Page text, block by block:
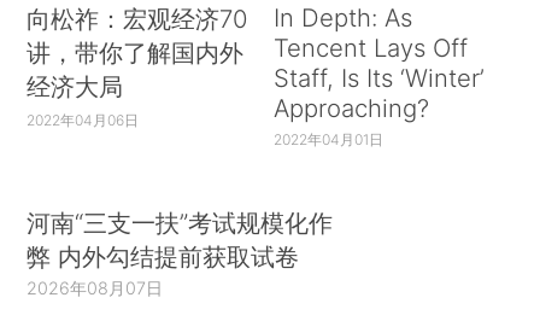
向松祚：宏观经济70
讲，带你了解国内外
经济大局
2022年04月06日
In Depth: As
Tencent Lays Off
Staff, Is Its ‘Winter’
Approaching?
2022年04月01日
河南“三支一扶”考试规模化作
弊 内外勾结提前获取试卷
2026年08月07日